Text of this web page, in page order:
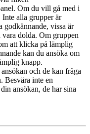
Om du vill gå med i
alla grupper är
vissa är
dolda. Om gruppen
att klicka på lämplig
kan du ansöka om
knapp.
och de kan fråga
Besvära inte en
ansökan, de har sina